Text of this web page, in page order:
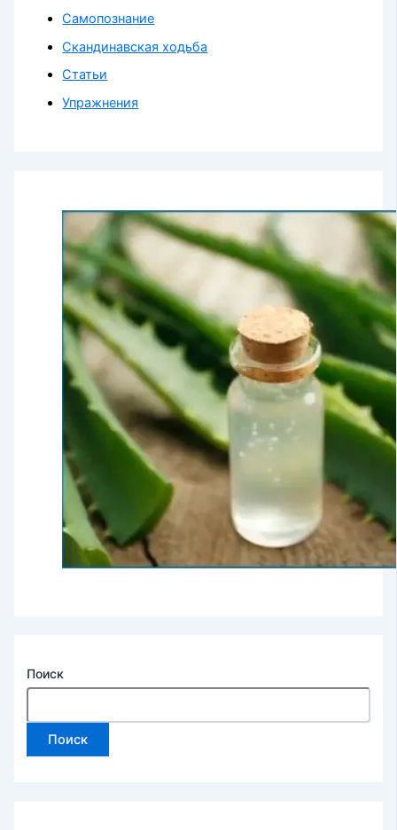
Самопознание
Скандинавская ходьба
Статьи
Упражнения
Поиск
Поиск